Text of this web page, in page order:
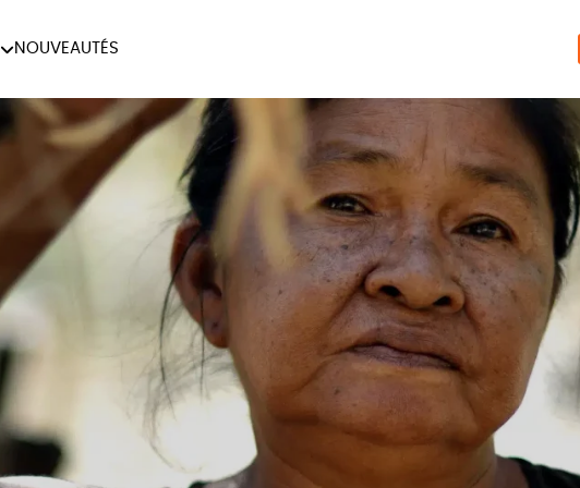
ÉPICERIE MAISON
LIVRES JEUX
NOUVEAUTÉS